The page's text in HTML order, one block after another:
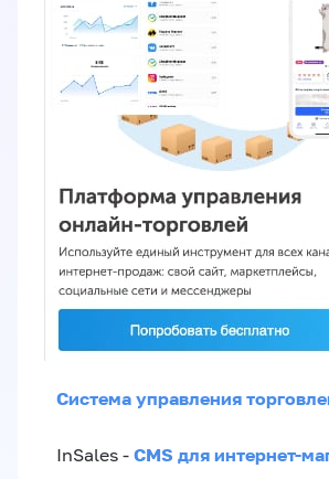
Система управления
InSales - CMS для интернет-